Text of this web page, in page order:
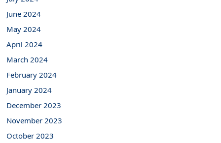
June 2024
May 2024
April 2024
March 2024
February 2024
January 2024
December 2023
November 2023
October 2023